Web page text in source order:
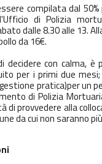
compilata dal
di Polizia
dalle 8.30 alle 13.
da 16€.
decidere con calma,
per i primi due
pratica)per un
di Polizia
di provvedere alla
da cui non saranno